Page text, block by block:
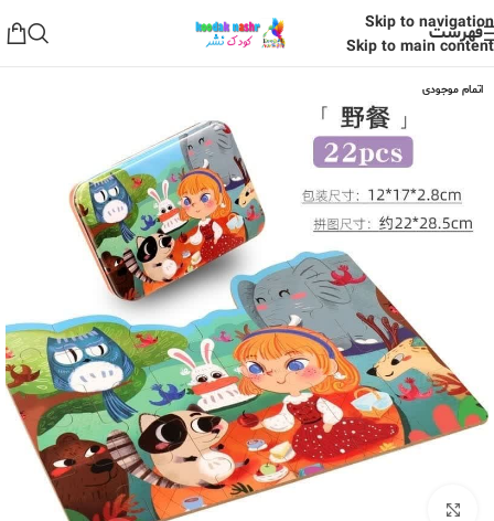
Skip to navigation
Skip to main content
فهرست
اتمام موجودی